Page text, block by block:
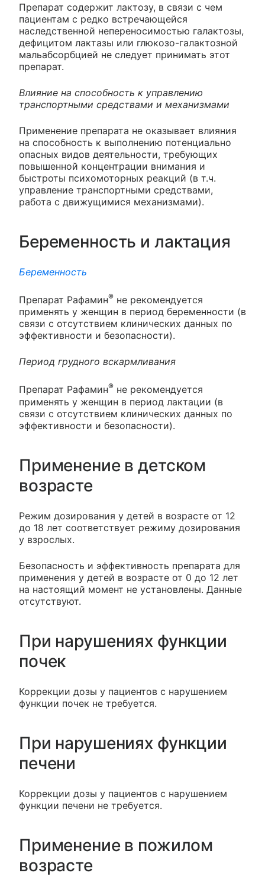
Препарат содержит лактозу, в связи с чем
пациентам с редко встречающейся
наследственной непереносимостью галактозы,
дефицитом лактазы или глюкозо-галактозной
мальабсорбцией не следует принимать этот
препарат.
Влияние на способность к управлению
транспортными средствами и механизмами
Применение препарата не оказывает влияния
на способность к выполнению потенциально
опасных видов деятельности, требующих
повышенной концентрации внимания и
быстроты психомоторных реакций (в т.ч.
управление транспортными средствами,
работа с движущимися механизмами).
Беременность и лактация
Беременность
Препарат Рафамин® не рекомендуется
применять у женщин в период беременности (в
связи с отсутствием клинических данных по
эффективности и безопасности).
Период грудного вскармливания
Препарат Рафамин® не рекомендуется
применять у женщин в период лактации (в
связи с отсутствием клинических данных по
эффективности и безопасности).
Применение в детском
возрасте
Режим дозирования у детей в возрасте от 12
до 18 лет соответствует режиму дозирования
у взрослых.
Безопасность и эффективность препарата для
применения у детей в возрасте от 0 до 12 лет
на настоящий момент не установлены. Данные
отсутствуют.
При нарушениях функции
почек
Коррекции дозы у пациентов с нарушением
функции почек не требуется.
При нарушениях функции
печени
Коррекции дозы у пациентов с нарушением
функции печени не требуется.
Применение в пожилом
возрасте